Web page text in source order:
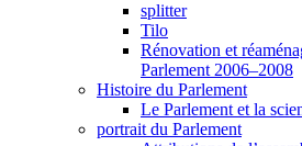
splitter
Tilo
Rénovation et
Parlement 2006–2008
Histoire du Parlement
Le Parlement et la
portrait du Parlement